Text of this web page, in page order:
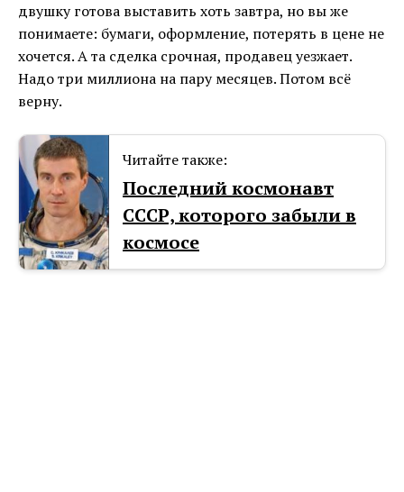
двушку готова выставить хоть завтра, но вы же
понимаете: бумаги, оформление, потерять в цене не
хочется. А та сделка срочная, продавец уезжает.
Надо три миллиона на пару месяцев. Потом всё
верну.
Читайте также:
Последний космонавт
СССР, которого забыли в
космосе